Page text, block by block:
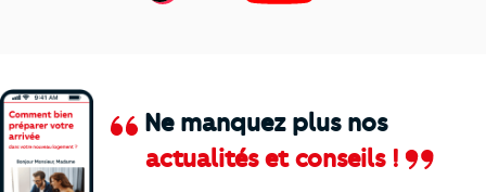
Ne manquez plus nos
actualités et conseils !